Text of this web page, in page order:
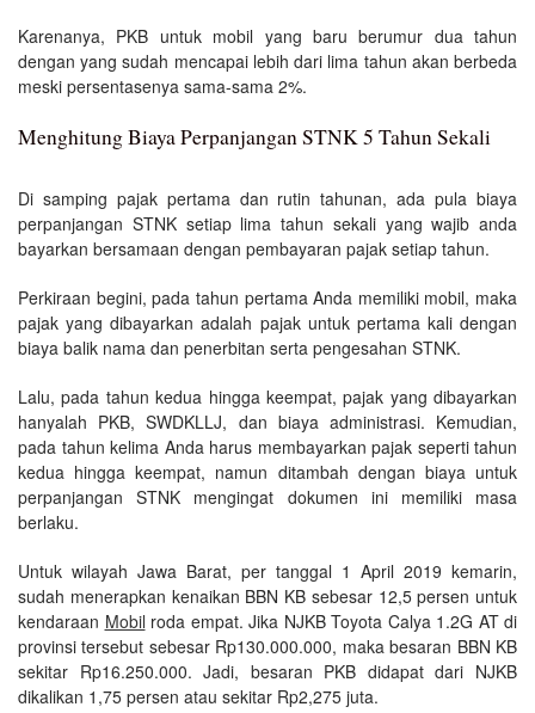
Karenanya, PKB untuk mobil yang baru berumur dua tahun
dengan yang sudah mencapai lebih dari lima tahun akan berbeda
meski persentasenya sama-sama 2%.
Menghitung Biaya Perpanjangan STNK 5 Tahun Sekali
Di samping pajak pertama dan rutin tahunan, ada pula biaya
perpanjangan STNK setiap lima tahun sekali yang wajib anda
bayarkan bersamaan dengan pembayaran pajak setiap tahun.
Perkiraan begini, pada tahun pertama Anda memiliki mobil, maka
pajak yang dibayarkan adalah pajak untuk pertama kali dengan
biaya balik nama dan penerbitan serta pengesahan STNK.
Lalu, pada tahun kedua hingga keempat, pajak yang dibayarkan
hanyalah PKB, SWDKLLJ, dan biaya administrasi. Kemudian,
pada tahun kelima Anda harus membayarkan pajak seperti tahun
kedua hingga keempat, namun ditambah dengan biaya untuk
perpanjangan STNK mengingat dokumen ini memiliki masa
berlaku.
Untuk wilayah Jawa Barat, per tanggal 1 April 2019 kemarin,
sudah menerapkan kenaikan BBN KB sebesar 12,5 persen untuk
kendaraan Mobil roda empat. Jika NJKB Toyota Calya 1.2G AT di
provinsi tersebut sebesar Rp130.000.000, maka besaran BBN KB
sekitar Rp16.250.000. Jadi, besaran PKB didapat dari NJKB
dikalikan 1,75 persen atau sekitar Rp2,275 juta.